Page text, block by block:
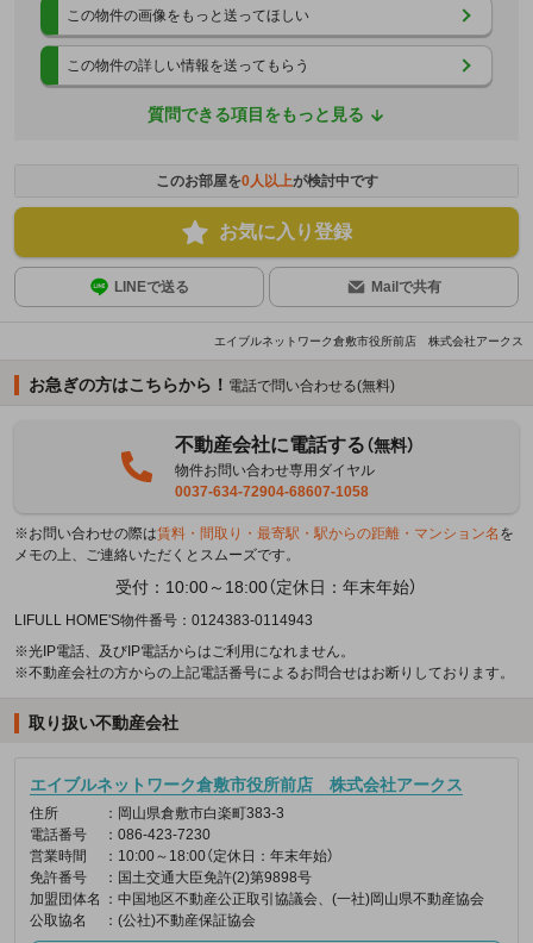
この物件の画像をもっと送ってほしい
この物件の詳しい情報を送ってもらう
質問できる項目をもっと見る
このお部屋を0人以上が検討中です
お気に入り登録
LINEで送る Mailで共有
エイブルネットワーク倉敷市役所前店 株式会社アークス
お急ぎの方はこちらから！ 電話で問い合わせる(無料)
不動産会社に電話する（無料）
物件お問い合わせ専用ダイヤル
0037-634-72904-68607-1058
※お問い合わせの際は賃料・間取り・最寄駅・駅からの距離・マンション名 を
メモの上、ご連絡いただくとスムーズです。
受付：10:00～18:00（定休日：年末年始）
LIFULL HOME'S物件番号：0124383-0114943
※光IP電話、及びIP電話からはご利用になれません。
※不動産会社の方からの上記電話番号によるお問合せはお断りしております。
取り扱い不動産会社
エイブルネットワーク倉敷市役所前店 株式会社アークス
住所
：岡山県倉敷市白楽町383-3
電話番号
：086-423-7230
営業時間
：10:00～18:00（定休日：年末年始）
免許番号
：国土交通大臣免許(2)第9898号
加盟団体名
：中国地区不動産公正取引協議会、(一社)岡山県不動産協会
公取協名
：(公社)不動産保証協会